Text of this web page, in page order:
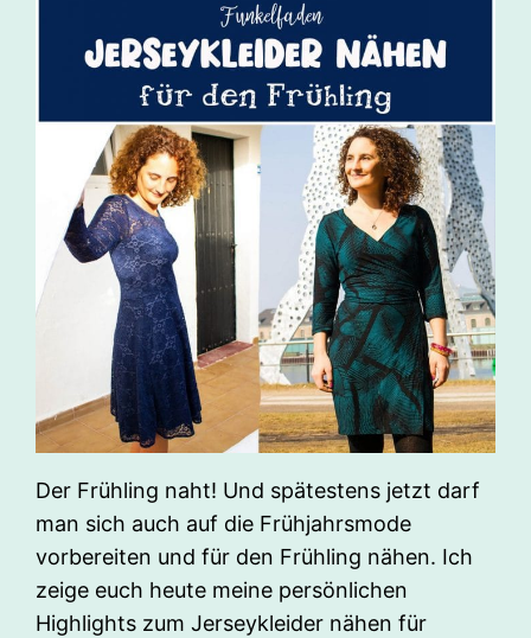
Der Frühling naht! Und spätestens jetzt darf
man sich auch auf die Frühjahrsmode
vorbereiten und für den Frühling nähen. Ich
zeige euch heute meine persönlichen
Highlights zum Jerseykleider nähen für